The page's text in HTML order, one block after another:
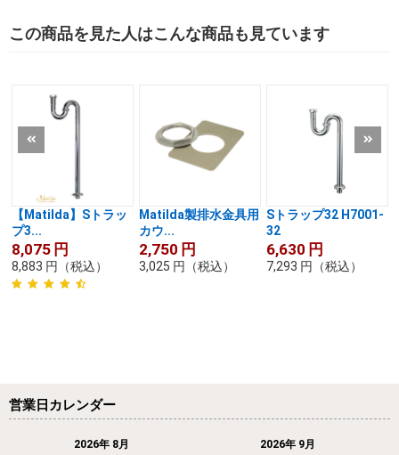
この商品を見た人はこんな商品も見ています
【Matilda】Sトラッ
プ3...
8,075 円
8,883 円 （税込）
Matilda製排水金具用
カウ...
2,750 円
3,025 円 （税込）
Sトラップ32 H7001-
32
6,630 円
7,293 円 （税込）
営業日カレンダー
2026年 8月
2026年 9月